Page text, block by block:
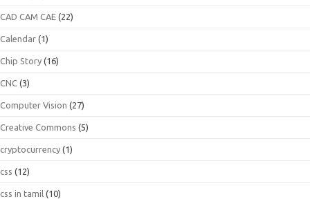
CAD CAM CAE (22)
Calendar (1)
Chip Story (16)
CNC (3)
Computer Vision (27)
Creative Commons (5)
cryptocurrency (1)
css (12)
css in tamil (10)